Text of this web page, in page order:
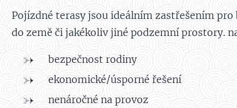
Pojízdné terasy jsou ideálním zastřešením
do země či jakékoliv jiné podzemní prostory.
bezpečnost rodiny
ekonomické/úsporné řešení
nenáročné na provoz